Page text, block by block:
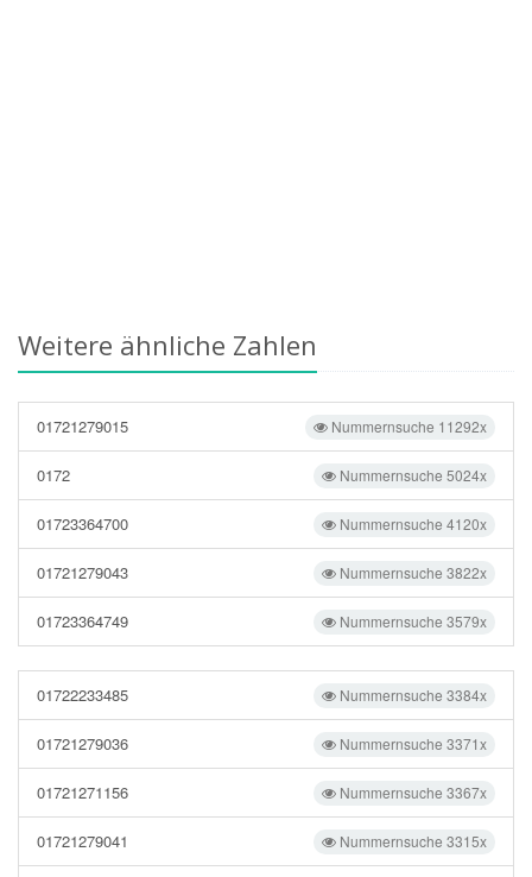
Weitere ähnliche Zahlen
Nummernsuche 11292x
01721279015
Nummernsuche 5024x
0172
Nummernsuche 4120x
01723364700
Nummernsuche 3822x
01721279043
Nummernsuche 3579x
01723364749
Nummernsuche 3384x
01722233485
Nummernsuche 3371x
01721279036
Nummernsuche 3367x
01721271156
Nummernsuche 3315x
01721279041